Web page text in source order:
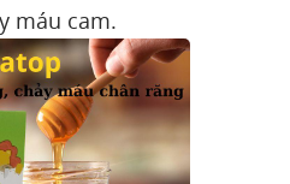
máu cam.